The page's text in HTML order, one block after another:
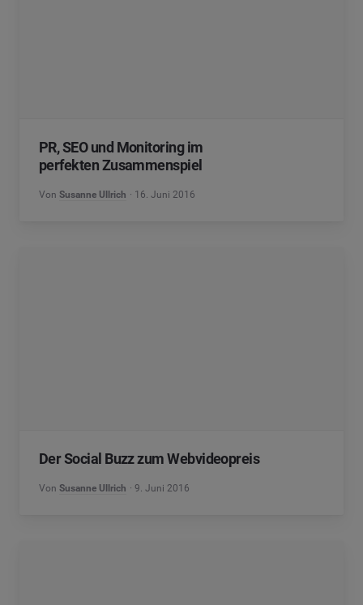
PR, SEO und Monitoring im
perfekten Zusammenspiel
Von Susanne Ullrich 16. Juni 2016
Der Social Buzz zum Webvideopreis
Von Susanne Ullrich 9. Juni 2016